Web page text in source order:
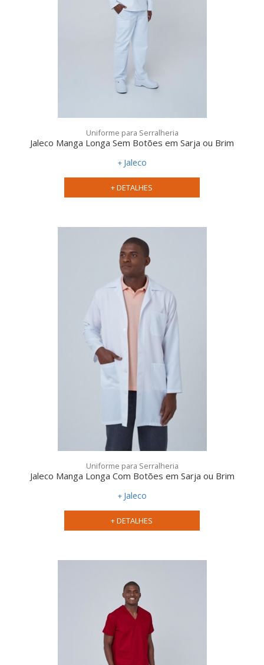
uniforme
ideal para sua empresa
Uniforme para Serralheria
Jaleco Manga Longa Sem Botões em Sarja ou Brim
Jaleco
+ DETALHES
Uniforme para Serralheria
Jaleco Manga Longa Com Botões em Sarja ou Brim
Jaleco
+ DETALHES